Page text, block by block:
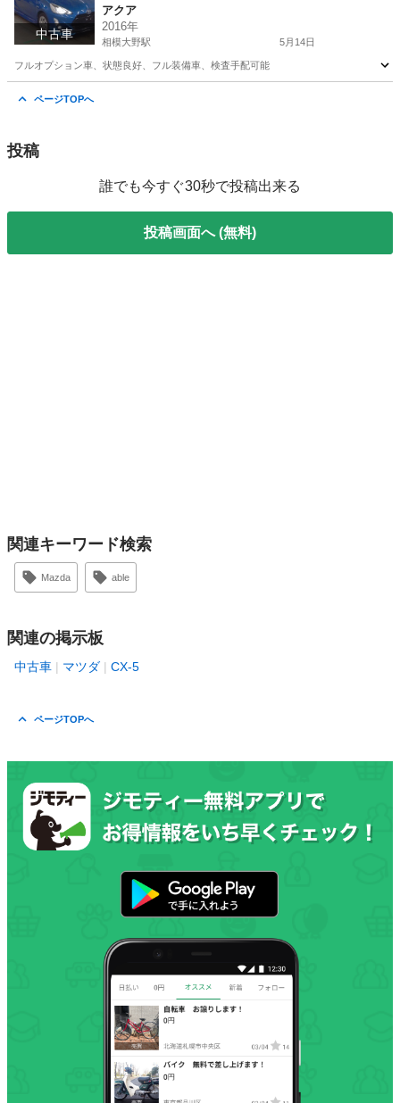
中古車
アクア
2016年
相模大野駅 5月14日
フルオプション車、状態良好、フル装備車、検査手配可能
ページTOPへ
投稿
誰でも今すぐ30秒で投稿出来る
投稿画面へ (無料)
関連キーワード検索
Mazda able
関連の掲示板
中古車 マツダ CX-5
ページTOPへ